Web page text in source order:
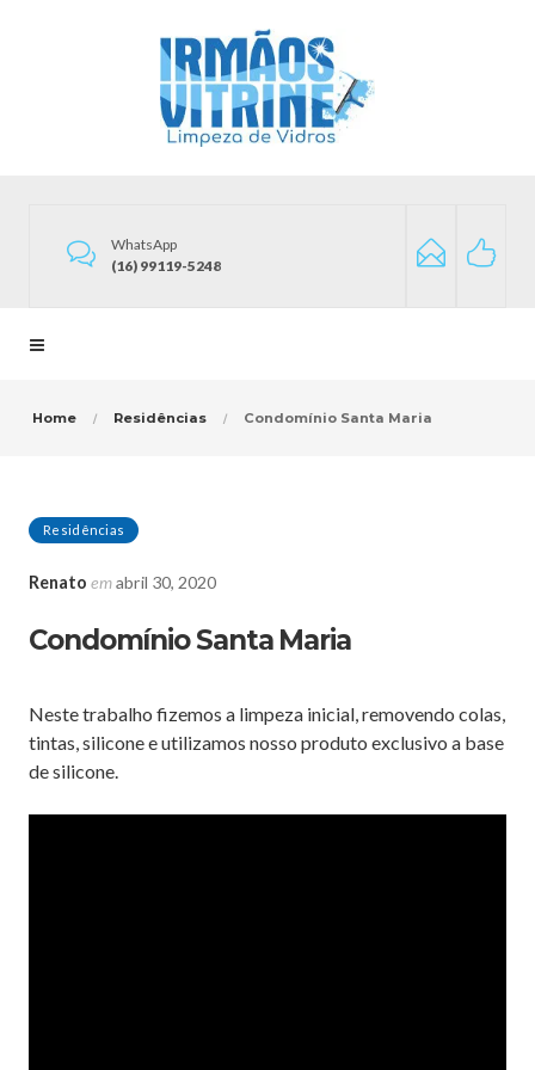
WhatsApp
(16) 99119-5248
Home Residências Condomínio Santa Maria
Residências
Renato emabril 30, 2020
Condomínio Santa Maria
Neste trabalho fizemos a limpeza inicial, removendo colas,
tintas, silicone e utilizamos nosso produto exclusivo a base
de silicone.